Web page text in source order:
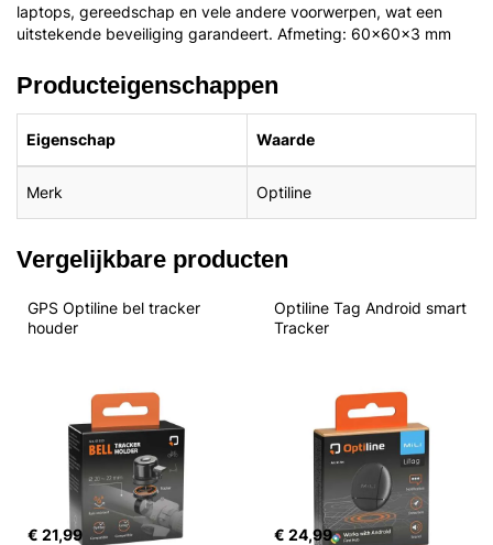
laptops, gereedschap en vele andere voorwerpen, wat een
uitstekende beveiliging garandeert. Afmeting: 60x60x3 mm
Producteigenschappen
Eigenschap Waarde
Merk Optiline
Vergelijkbare producten
GPS Optiline bel tracker
houder
€ 21,99
Optiline Tag Android smart
Tracker
€ 24,99